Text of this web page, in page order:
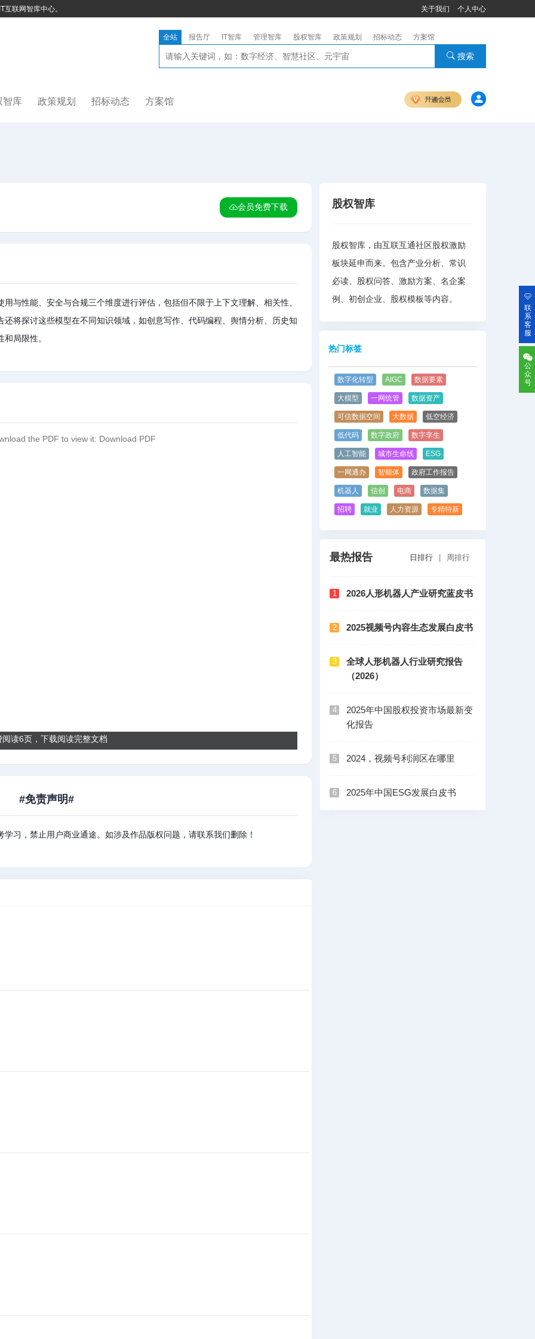
联网智库中心。 关于我们 个人中心
全站 报告厅 IT智库 管理智库 股权智库 政策规划 招标动态 方案馆
搜索
智库 政策规划 招标动态 方案馆
会员免费下载
与性能、安全与合规三个维度进行评估，包括但不限于上下文理解、相关性、
将探讨这些模型在不同知识领域，如创意写作、代码编程、舆情分析、历史知
局限性。
the PDF to view it: Download PDF
阅读6页，下载阅读完整文档
#免责声明#
习，禁止用户商业通途。如涉及作品版权问题，请联系我们删除！
股权智库
股权智库，由互联互通社区股权激励
板块延申而来。包含产业分析、常识
必读、股权问答、激励方案、名企案
例、初创企业、股权模板等内容。
热门标签
数字化转型 AIGC 数据要素
大模型 一网统管 数据资产
可信数据空间 大数据 低空经济
低代码 数字政府 数字孪生
人工智能 城市生命线 ESG
一网通办 智能体 政府工作报告
机器人 信创 电商 数据集
招聘 就业 人力资源 专精特新
最热报告 日排行 周排行
1 2026人形机器人产业研究蓝皮书
2 2025视频号内容生态发展白皮书
3
全球人形机器人行业研究报告
（2026）
4
2025年中国股权投资市场最新变
化报告
5 2024，视频号利润区在哪里
6 2025年中国ESG发展白皮书
联
系
客
服
公
众
号